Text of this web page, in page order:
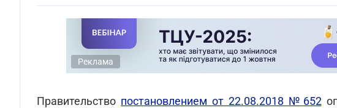
Реклама
Правительство постановлением от 22.08.2018 №652